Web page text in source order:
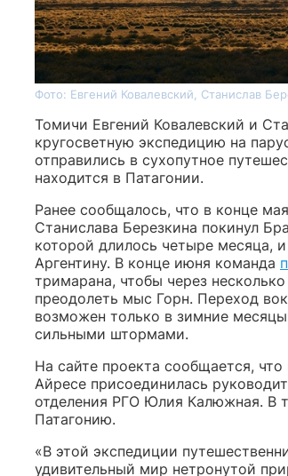
Фото: Евгений Ковалевский, Станислав
Томичи Евгений Ковалевский и
кругосветную экспедицию на
отправились в сухопутное
находится в Патагонии.
Ранее сообщалось, что в конце
Станислава Березкина покинул
которой длилось четыре месяца, и
Аргентину. В конце июня команда
тримарана, чтобы через
преодолеть мыс Горн. Переход
возможен только в зимние
сильными штормами.
На сайте проекта сообщается,
Айресе присоединилась
отделения РГО Юлия Калюжная. В
Патагонию.
«В этой экспедиции
удивительный мир нетронутой